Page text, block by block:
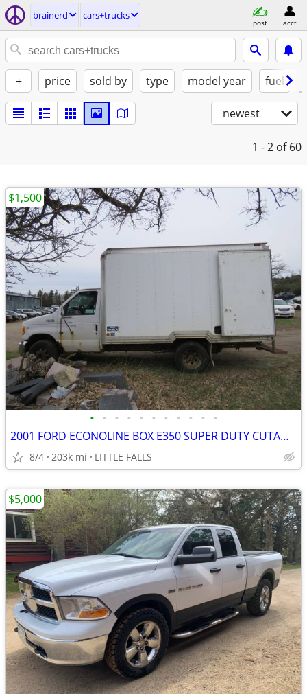
brainerd cars+trucks
post acct
+ price sold by type model year fuel
newest
1 - 2 of 60
• • • • • • • • • • •
2001 FORD ECONOLINE BOX E350 SUPER DUTY CUTAWAY VAN,GREAT TRUCK!!
8/4 203k mi LITTLE FALLS
$1,500
$5,000